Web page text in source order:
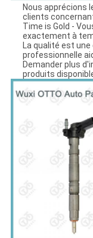
Nous apprécions
clients
Time is Gold -
exactement à
La qualité est
professionnelle
Demander plus
produits